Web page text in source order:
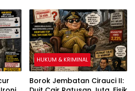
Karyawan PT GMS
HUKUM & KRIMINAL
Borok Jembatan Cirauci II: